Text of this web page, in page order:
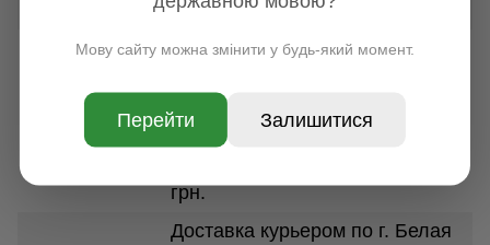
веса посылки от 100 грн.
УКРПОЧТА
доставки 1-7 дней. Стоимость
доставки в зависимости от
грн.
Доставка курьером по г. Белая
Мову сайту можна змінити у будь-який момент.
Перейти Залишитися